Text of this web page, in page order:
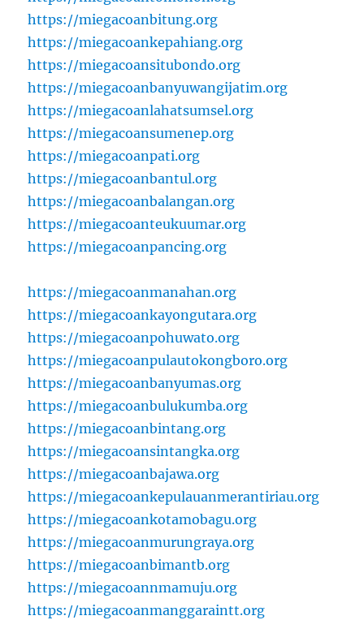
https://miegacoanbitung.org
https://miegacoankepahiang.org
https://miegacoansitubondo.org
https://miegacoanbanyuwangijatim.org
https://miegacoanlahatsumsel.org
https://miegacoansumenep.org
https://miegacoanpati.org
https://miegacoanbantul.org
https://miegacoanbalangan.org
https://miegacoanteukuumar.org
https://miegacoanpancing.org
https://miegacoanmanahan.org
https://miegacoankayongutara.org
https://miegacoanpohuwato.org
https://miegacoanpulautokongboro.org
https://miegacoanbanyumas.org
https://miegacoanbulukumba.org
https://miegacoanbintang.org
https://miegacoansintangka.org
https://miegacoanbajawa.org
https://miegacoankepulauanmerantiriau.org
https://miegacoankotamobagu.org
https://miegacoanmurungraya.org
https://miegacoanbimantb.org
https://miegacoannmamuju.org
https://miegacoanmanggaraintt.org